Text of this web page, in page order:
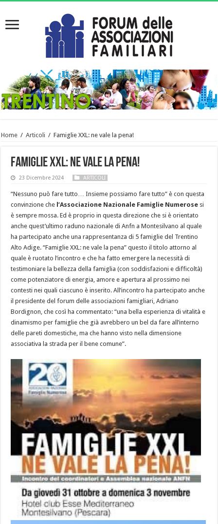
Home / Articoli / Famiglie XXL: ne vale la pena!
Famiglie XXL: ne vale la pena!
23 Dicembre 2024 ARTICOLI
“Nessuno può fare tutto… Insieme possiamo fare tutto” è con questa
convinzione che l’Associazione Nazionale Famiglie Numerose si
è sempre mossa. Ed è proprio in questa direzione che si è orientato
anche quest’ultimo raduno nazionale di Anfn a Montesilvano al quale
ha partecipato anche una rappresentanza di 5 famiglie del Trentino
Alto Adige. “Famiglie XXL: ne vale la pena” questo il titolo attorno al
quale è ruotato l’incontro e che ha fatto emergere la necessità di
testimoniare la bellezza della famiglia (con soddisfazioni e difficoltà)
come potenziatore di energia, amore e apertura al prossimo nei
contesti nei quali ciascuno è inserito. All’incontro ha partecipato anche
il presidente del forum delle associazioni famigliari, Adriano
Bordignon, che così ha commentato: “una bella esperienza di vitalità e
dinamismo per famiglie che già avrebbero un bel da fare all’interno
delle pareti domestiche, ma che hanno visto nella dimensione
associativa la strada per il bene comune”.